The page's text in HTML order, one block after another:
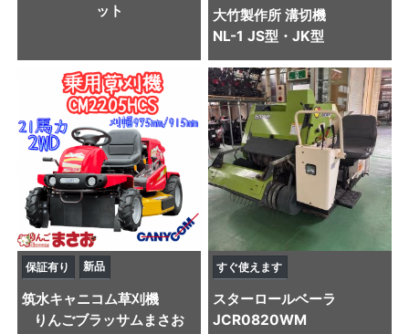
ット
大竹製作所 溝切機
NL-1 JS型・JK型
保証有り 新品
筑水キャニコム草刈機
りんごブラッサムまさお
すぐ使えます
スターロールベーラ
JCR0820WM